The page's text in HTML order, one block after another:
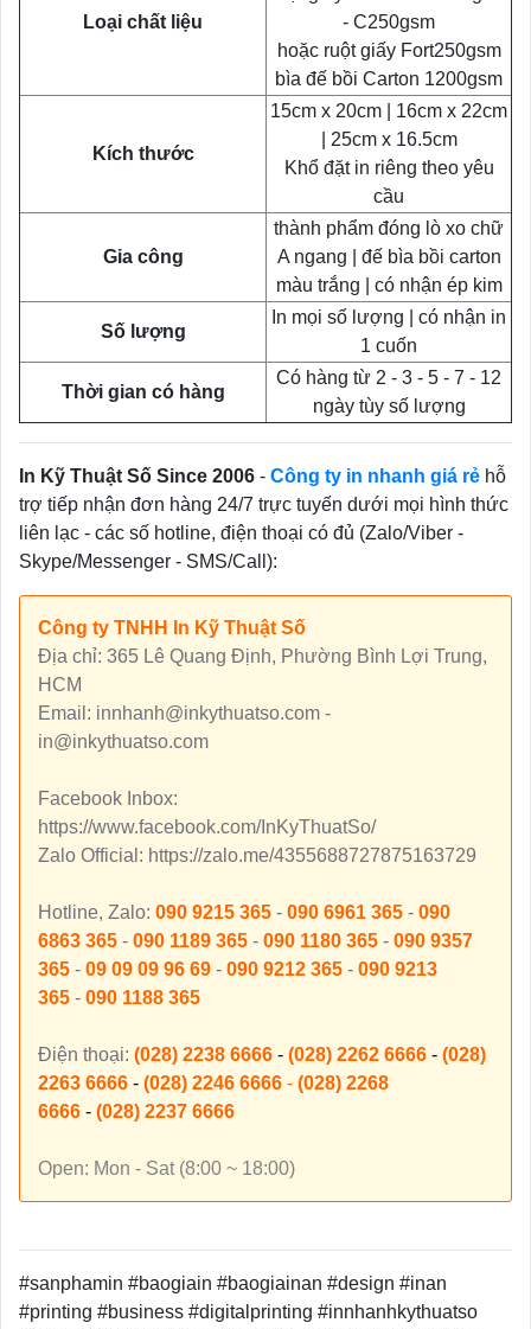
Loại chất liệu
- C250gsm
hoặc ruột giấy Fort250gsm
bìa đế bồi Carton 1200gsm
Kích thước
15cm x 20cm | 16cm x 22cm
| 25cm x 16.5cm
Khổ đặt in riêng theo yêu
cầu
Gia công
thành phẩm đóng lò xo chữ
A ngang | đế bìa bồi carton
màu trắng | có nhận ép kim
Số lượng
In mọi số lượng | có nhận in
1 cuốn
Thời gian có hàng
Có hàng từ 2 - 3 - 5 - 7 - 12
ngày tùy số lượng
In Kỹ Thuật Số Since 2006 - Công ty in nhanh giá rẻ hỗ
trợ tiếp nhận đơn hàng 24/7 trực tuyến dưới mọi hình thức
liên lạc - các số hotline, điện thoại có đủ (Zalo/Viber -
Skype/Messenger - SMS/Call):
Công ty TNHH In Kỹ Thuật Số
Địa chỉ: 365 Lê Quang Định, Phường Bình Lợi Trung,
HCM
Email: innhanh@inkythuatso.com -
in@inkythuatso.com
Facebook Inbox:
https://www.facebook.com/InKyThuatSo/
Zalo Official: https://zalo.me/4355688727875163729
Hotline, Zalo: 090 9215 365 - 090 6961 365 - 090
6863 365 - 090 1189 365 - 090 1180 365 - 090 9357
365 - 09 09 09 96 69 - 090 9212 365 - 090 9213
365 - 090 1188 365
Điện thoại: (028) 2238 6666 - (028) 2262 6666 - (028)
2263 6666 - (028) 2246 6666 - (028) 2268
6666 - (028) 2237 6666
Open: Mon - Sat (8:00 ~ 18:00)
#sanphamin #baogiain #baogiainan #design #inan
#printing #business #digitalprinting #innhanhkythuatso